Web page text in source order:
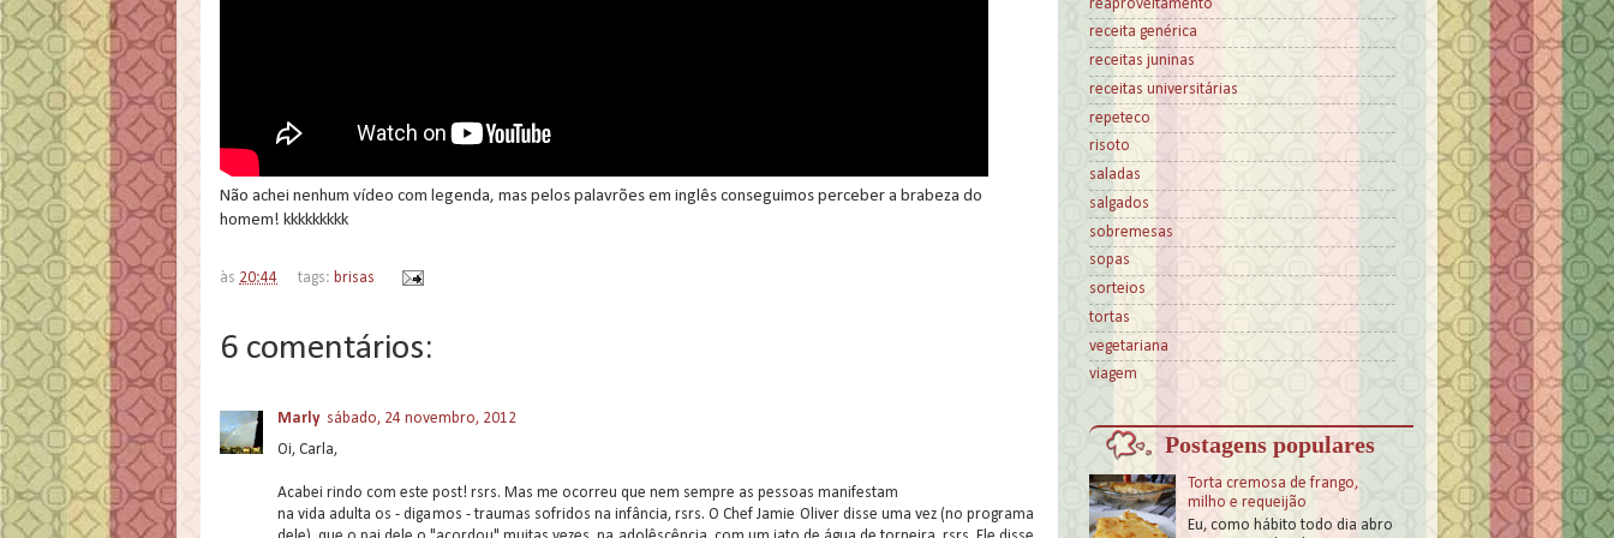
Não achei nenhum vídeo com legenda, mas pelos palavrões em inglês conseguimos perceber a brabeza do
homem! kkkkkkkkk
às 20:44 tags: brisas
6 comentários:
Marly sábado, 24 novembro, 2012
Oi, Carla,
Acabei rindo com este post! rsrs. Mas me ocorreu que nem sempre as pessoas manifestam
na vida adulta os - digamos - traumas sofridos na infância, rsrs. O Chef Jamie Oliver disse uma vez (no programa
reaproveitamento
receita genérica
receitas juninas
receitas universitárias
repeteco
risoto
saladas
salgados
sobremesas
sopas
sorteios
tortas
vegetariana
viagem
Postagens populares
Torta cremosa de frango,
milho e requeijão
Eu, como hábito todo dia abro